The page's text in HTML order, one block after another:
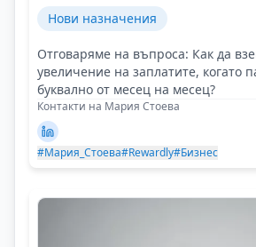
Нови назначения
Отговаряме на въпроса: Как да
увеличение на заплатите, когато
буквално от месец на месец?
Контакти на Мария Стоева
#Мария_Стоева#Rewardly#Бизнес